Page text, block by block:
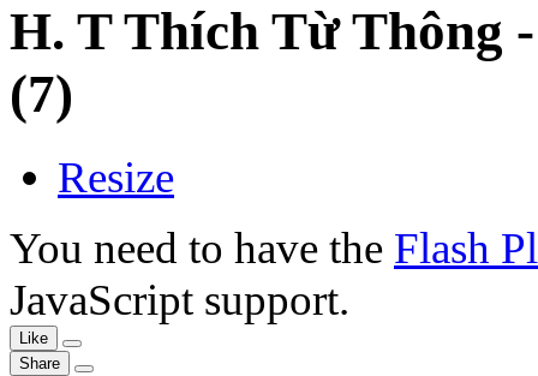
H. T Thích Từ Thông
(7)
Resize
You need to have the Flash
JavaScript support.
Like
Share